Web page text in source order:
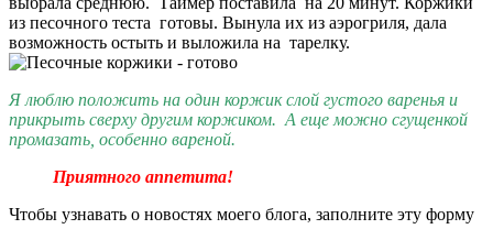
из песочного теста готовы. Вынула их из аэрогриля, дала
возможность остыть и выложила на тарелку.
Я люблю положить на один коржик слой густого варенья и
прикрыть сверху другим коржиком. А еще можно сгущенкой
промазать, особенно вареной.
Приятного аппетита!
Чтобы узнавать о новостях моего блога, заполните эту форму